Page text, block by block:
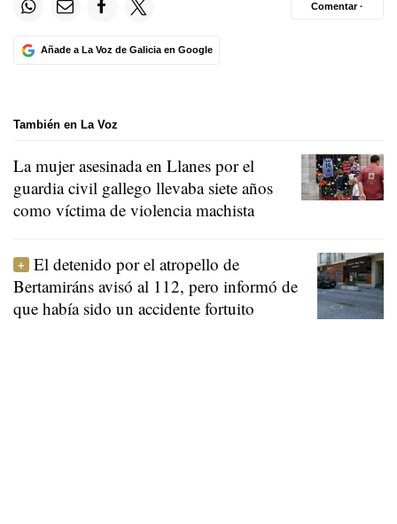
Añade a La Voz de Galicia en Google
Comentar ·
También en La Voz
La mujer asesinada en Llanes por el
guardia civil gallego llevaba siete años
como víctima de violencia machista
El detenido por el atropello de
Bertamiráns avisó al 112, pero informó de
que había sido un accidente fortuito